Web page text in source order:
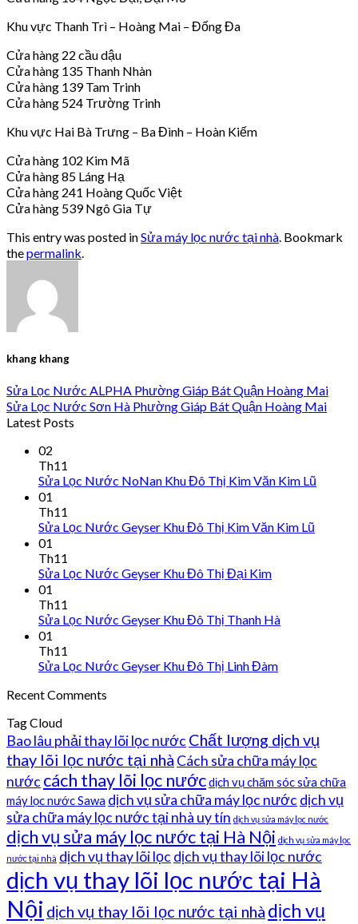
Khu vực Thanh Trì – Hoàng Mai – Đống Đa
Cửa hàng 22 cầu dậu
Cửa hàng 135 Thanh Nhàn
Cửa hàng 139 Tam Trinh
Cửa hàng 524 Trường Trinh
Khu vực Hai Bà Trưng – Ba Đình – Hoàn Kiếm
Cửa hàng 102 Kim Mã
Cửa hàng 85 Láng Hạ
Cửa hàng 241 Hoàng Quốc Việt
Cửa hàng 539 Ngô Gia Tự
This entry was posted inSửa máy lọc nước tại nhà . Bookmark
thepermalink
khang khang
Sửa Lọc Nước ALPHA Phường Giáp Bát Quận Hoàng Mai
Sửa Lọc Nước Sơn Hà Phường Giáp Bát Quận Hoàng Mai
Latest Posts
02
Th11
Sửa Lọc Nước NoNan Khu Đô Thị Kim Văn Kim Lũ
01
Th11
Sửa Lọc Nước Geyser Khu Đô Thị Kim Văn Kim Lũ
01
Th11
Sửa Lọc Nước Geyser Khu Đô Thị Đại Kim
01
Th11
Sửa Lọc Nước Geyser Khu Đô Thị Thanh Hà
01
Th11
Sửa Lọc Nước Geyser Khu Đô Thị Linh Đàm
Recent Comments
Tag Cloud
Bao lâu phải thay lõi lọc nước Chất lượng dịch vụ
thay lõi lọc nước tại nhà Cách sửa chữa máy lọc
nước cách thay lõi lọc nướcdịch vụ chăm sóc sửa chữa
máy lọc nước Sawa dịch vụ sửa chữa máy lọc nước dịch vụ
sửa chữa máy lọc nước tại nhà uy tín dịch vụ sửa máy lọc nước
dịch vụ sửa máy lọc nước tại Hà Nội dịch vụ sửa máy lọc
nước tại nhà dịch vụ thay lõi lọc dịch vụ thay lõi lọc nước
dịch vụ thay lõi lọc nước tại Hà
Nội dịch vụ thay lõi lọc nước tại nhà dịch vụ